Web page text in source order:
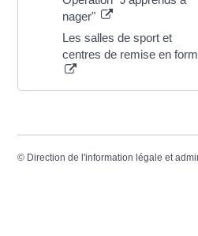
nager"
Les salles de sport et
centres de remise en
© Direction de l'information légale et